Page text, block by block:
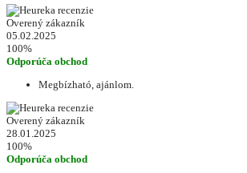
Overený zákazník
05.02.2025
100%
Odporúča obchod
Megbízható, ajánlom.
Overený zákazník
28.01.2025
100%
Odporúča obchod